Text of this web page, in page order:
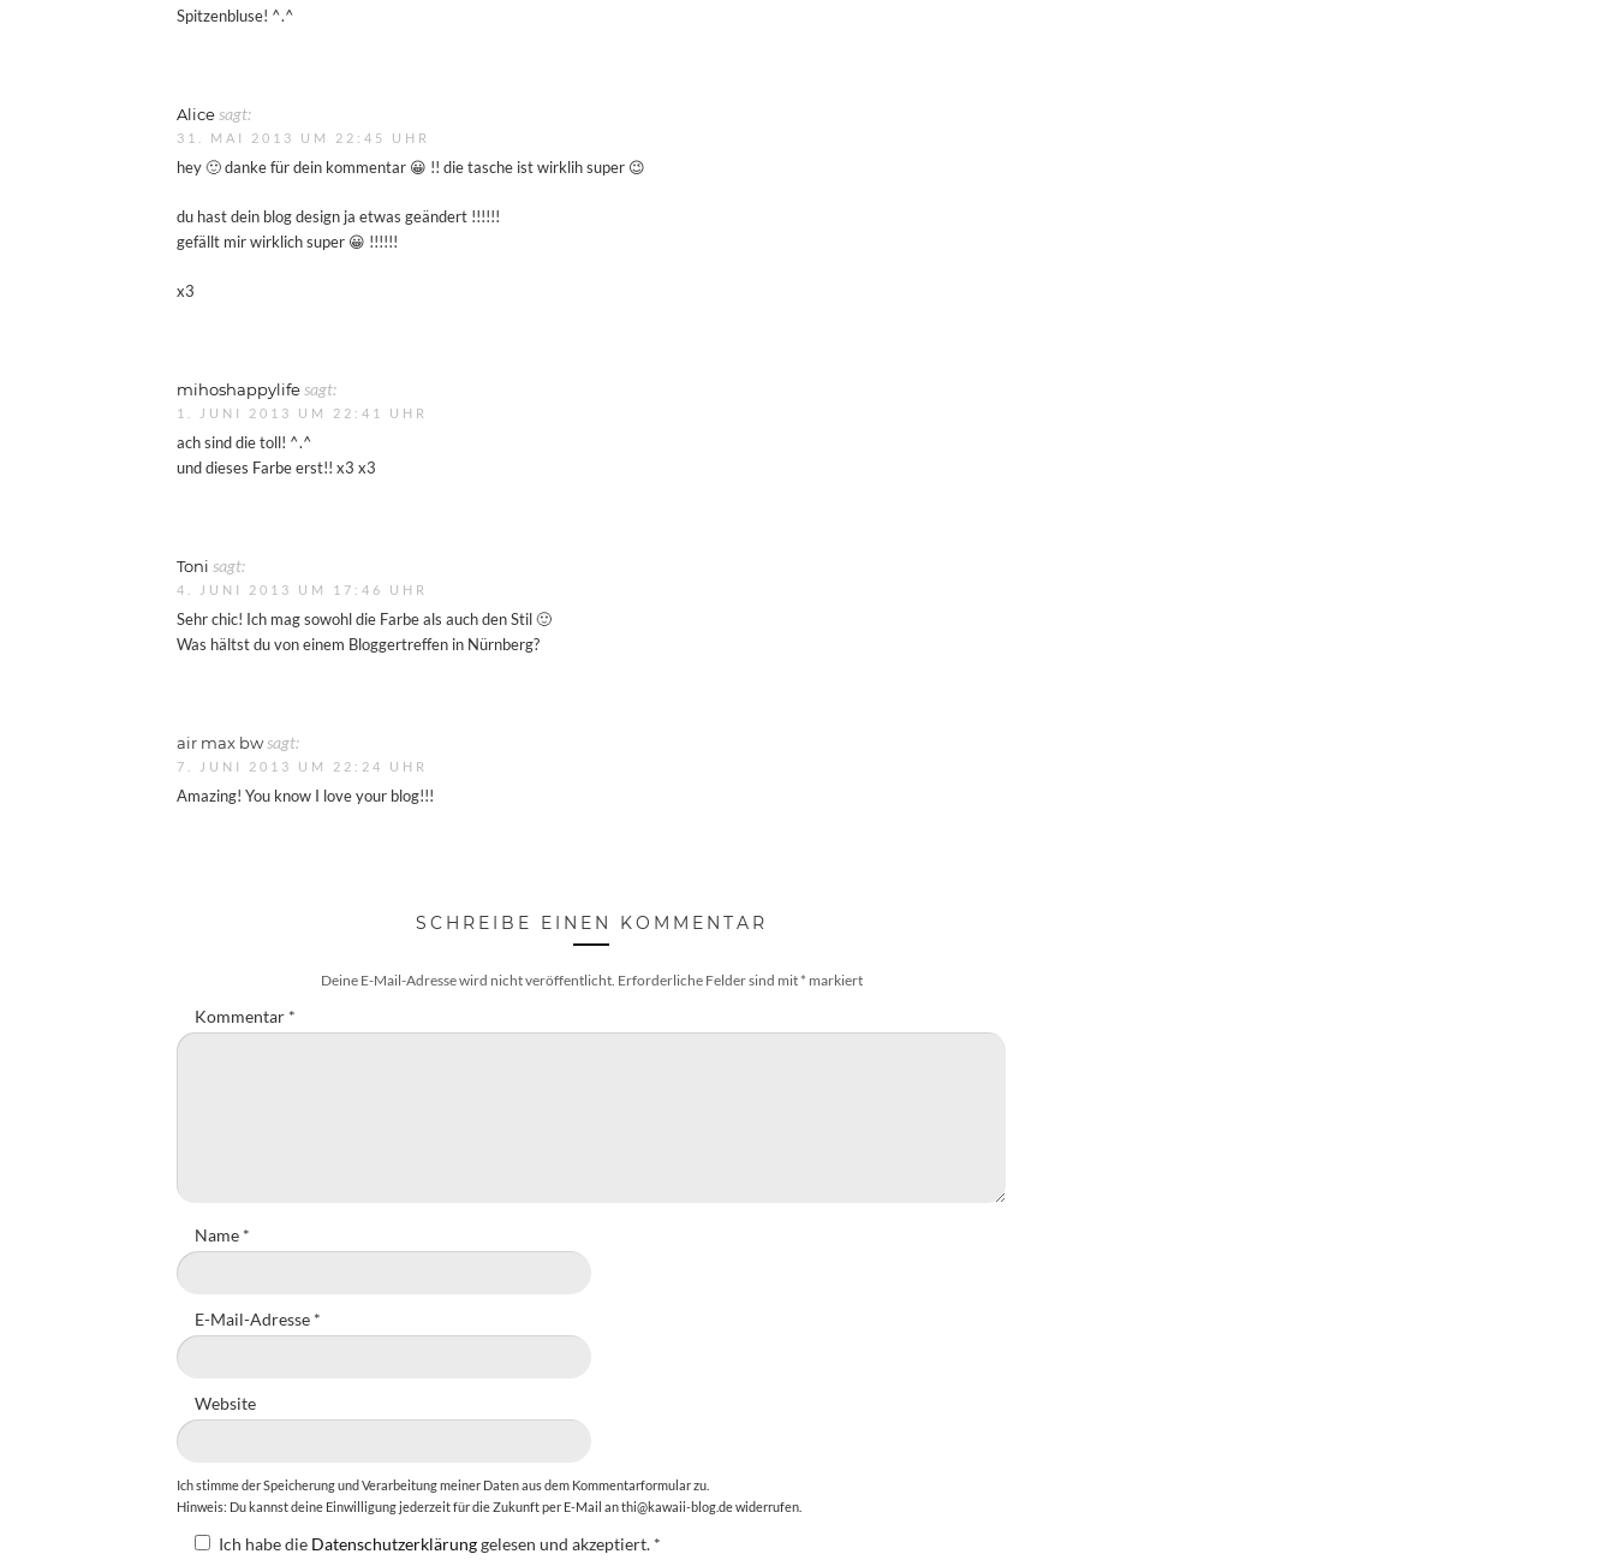
Spitzenbluse! ^.^
Alicesagt:
31. MAI 2013 UM 22:45 UHR
hey 🙂 danke für dein kommentar 😀 !! die tasche ist wirklih super 😉
du hast dein blog design ja etwas geändert !!!!!!
gefällt mir wirklich super 😀 !!!!!!
x3
mihoshappylifesagt:
1. JUNI 2013 UM 22:41 UHR
ach sind die toll! ^.^
und dieses Farbe erst!! x3 x3
Toni sagt:
4. JUNI 2013 UM 17:46 UHR
Sehr chic! Ich mag sowohl die Farbe als auch den Stil 🙂
Was hältst du von einem Bloggertreffen in Nürnberg?
air max bwsagt:
7. JUNI 2013 UM 22:24 UHR
Amazing! You know I love your blog!!!
SCHREIBE EINEN KOMMENTAR
Deine E-Mail-Adresse wird nicht veröffentlicht. Erforderliche Felder sind mit * markiert
Kommentar *
Name *
E-Mail-Adresse *
Website
Ich stimme der Speicherung und Verarbeitung meiner Daten aus dem Kommentarformular zu.
Hinweis: Du kannst deine Einwilligung jederzeit für die Zukunft per E-Mail an thi@kawaii-blog.de widerrufen.
Ich habe die Datenschutzerklärunggelesen und akzeptiert. *